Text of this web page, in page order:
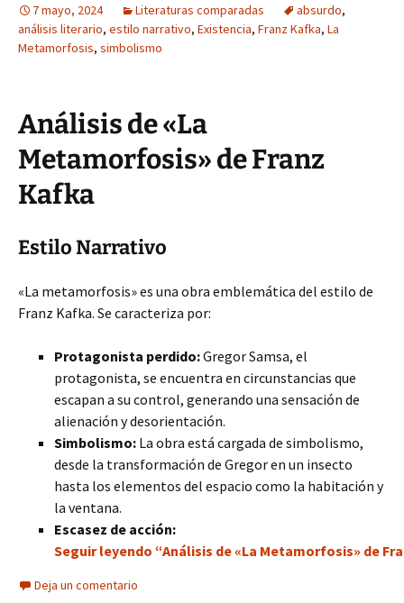
7 mayo, 2024 Literaturas comparadas absurdo,
análisis literario, estilo narrativo, Existencia, Franz Kafka, La
Metamorfosis, simbolismo
Análisis de «La
Metamorfosis» de Franz
Kafka
Estilo Narrativo
«La metamorfosis» es una obra emblemática del estilo de
Franz Kafka. Se caracteriza por:
Protagonista perdido:Gregor Samsa, el
protagonista, se encuentra en circunstancias que
escapan a su control, generando una sensación de
alienación y desorientación.
Simbolismo: La obra está cargada de simbolismo,
desde la transformación de Gregor en un insecto
hasta los elementos del espacio como la habitación y
la ventana.
Escasez de acción:
Seguir leyendo “Análisis de «La Metamorfosis» de
Deja un comentario